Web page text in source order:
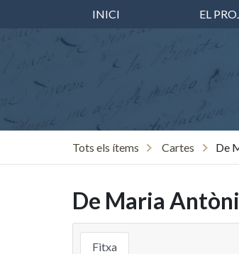
INICI EL
Tots els ítems Cartes De
De Maria
Fitxa